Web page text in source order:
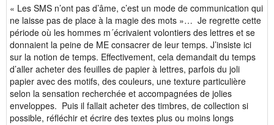
« Les SMS n’ont pas d’âme, c’est un mode de communication qui
ne laisse pas de place à la magie des mots »… Je regrette cette
période où les hommes m´écrivaient volontiers des lettres et se
donnaient la peine de ME consacrer de leur temps. J’insiste ici
sur la notion de temps. Effectivement, cela demandait du temps
d’aller acheter des feuilles de papier à lettres, parfois du joli
papier avec des motifs, des couleurs, une texture particulière
selon la sensation recherchée et accompagnées de jolies
enveloppes. Puis il fallait acheter des timbres, de collection si
possible, réfléchir et écrire des textes plus ou moins longs